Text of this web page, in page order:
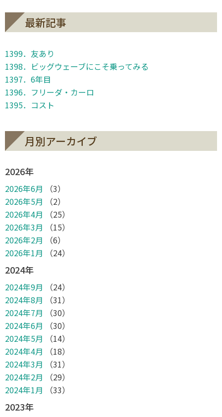
最新記事
1399．友あり
1398．ビッグウェーブにこそ乗ってみる
1397．6年目
1396．フリーダ・カーロ
1395．コスト
月別アーカイブ
2026年
2026年6月
（3）
2026年5月
（2）
2026年4月
（25）
2026年3月
（15）
2026年2月
（6）
2026年1月
（24）
2024年
2024年9月
（24）
2024年8月
（31）
2024年7月
（30）
2024年6月
（30）
2024年5月
（14）
2024年4月
（18）
2024年3月
（31）
2024年2月
（29）
2024年1月
（33）
2023年